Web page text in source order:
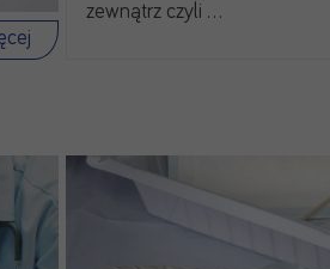
zewnątrz czyli …